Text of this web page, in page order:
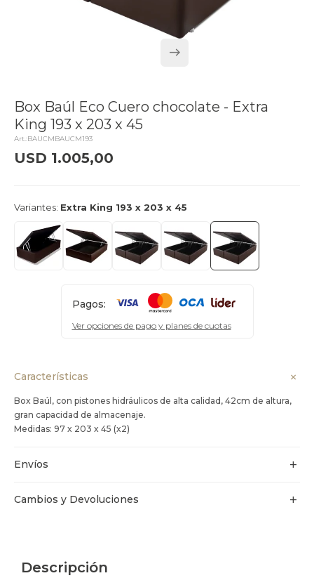
Box Baúl Eco Cuero chocolate - Extra
King 193 x 203 x 45
BAUCMBAUCM193
USD 1.005,00
Variantes: Extra King 193 x 203 x 45
Pagos:
Ver opciones de pago y planes de cuotas
Características
Box Baúl, con pistones hidráulicos de alta calidad, 42cm de altura,
gran capacidad de almacenaje.
Medidas: 97 x 203 x 45 (x2)
Envíos
Cambios y Devoluciones
Descripción